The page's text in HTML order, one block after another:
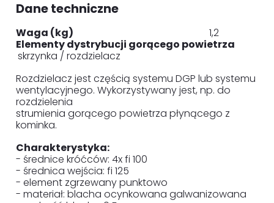
Dane techniczne
Waga (kg) 1,2
Elementy dystrybucji gorącego powietrza
skrzynka / rozdzielacz
Rozdzielacz jest częścią systemu DGP lub systemu
wentylacyjnego. Wykorzystywany jest, np. do
rozdzielenia
strumienia gorącego powietrza płynącego z
kominka.
Charakterystyka:
- średnice króćców: 4x fi 100
- średnica wejścia: fi 125
- element zgrzewany punktowo
- materiał: blacha ocynkowana galwanizowana